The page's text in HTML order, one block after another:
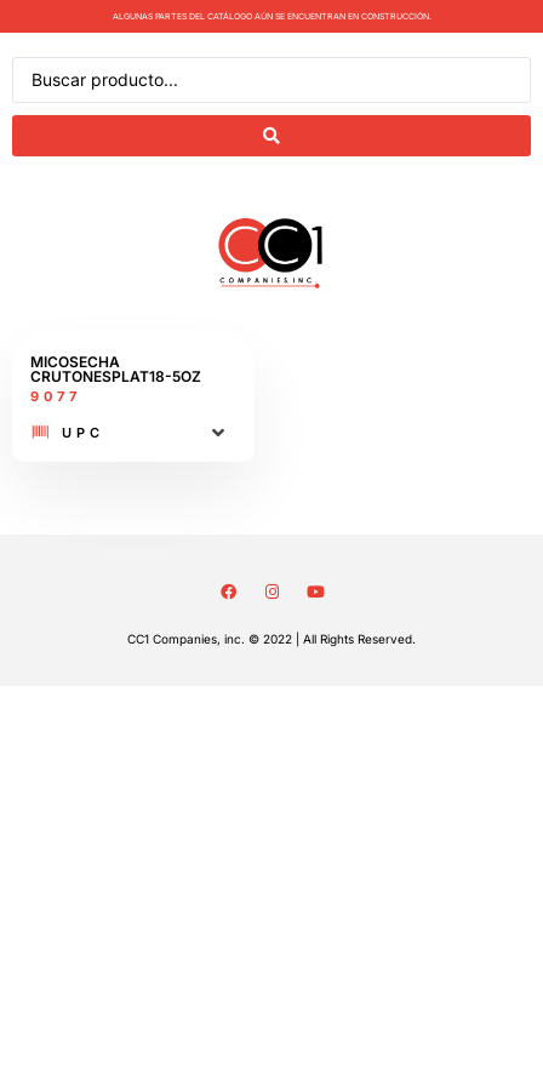
ALGUNAS PARTES DEL CATÁLOGO AÚN SE ENCUENTRAN EN CONSTRUCCIÓN.
MICOSECHA
CRUTONESPLAT18-5OZ
9077
UPC
CC1 Companies, inc. © 2022 | All Rights Reserved.